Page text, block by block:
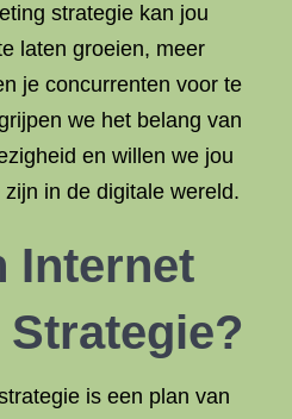
strategie kan jou
laten groeien, meer
je concurrenten voor te
we het belang van
en willen we jou
in de digitale wereld.
Internet
is een plan van